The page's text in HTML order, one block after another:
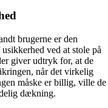
brugerne er den
ved at stole på
giver udtryk for, at de
når det virkelig
måske er billig, ville de
dækning.